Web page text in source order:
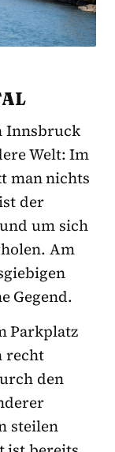
Innsbruck
Welt: Im
man nichts
der
um sich
Am
Gegend.
Parkplatz
recht
den
steilen